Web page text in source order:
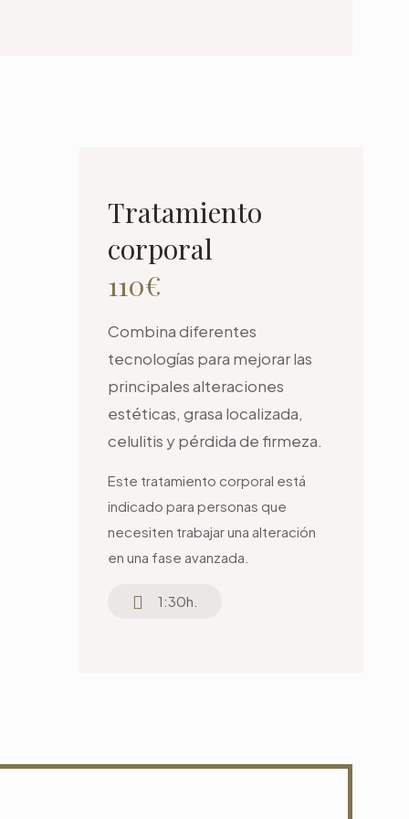
Tratamiento
corporal
110€
Combina diferentes
tecnologías para mejorar las
principales alteraciones
estéticas, grasa localizada,
celulitis y pérdida de firmeza.
Este tratamiento corporal está
indicado para personas que
necesiten trabajar una alteración
en una fase avanzada.
1:30h.